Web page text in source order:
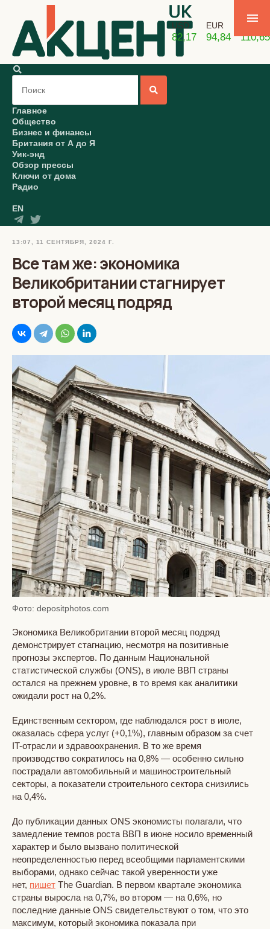
USD
82,17
EUR
94,84 110,65
Главное
Общество
Бизнес и финансы
Британия от А до Я
Уик-энд
Обзор прессы
Ключи от дома
Радио
EN
13:07, 11 СЕНТЯБРЯ, 2024 Г.
Все там же: экономика
Великобритании стагнирует
второй месяц подряд
Фото: depositphotos.com
Экономика Великобритании второй месяц подряд
демонстрирует стагнацию, несмотря на позитивные
прогнозы экспертов. По данным Национальной
статистической службы (ONS), в июле ВВП страны
остался на прежнем уровне, в то время как аналитики
ожидали рост на 0,2%.
Единственным сектором, где наблюдался рост в июле,
оказалась сфера услуг (+0,1%), главным образом за счет
IT-отрасли и здравоохранения. В то же время
производство сократилось на 0,8% — особенно сильно
пострадали автомобильный и машиностроительный
секторы, а показатели строительного сектора снизились
на 0,4%.
До публикации данных ONS экономисты полагали, что
замедление темпов роста ВВП в июне носило временный
характер и было вызвано политической
неопределенностью перед всеобщими парламентскими
выборами, однако сейчас такой уверенности уже
нет, пишет The Guardian. В первом квартале экономика
страны выросла на 0,7%, во втором — на 0,6%, но
последние данные ONS свидетельствуют о том, что это
максимум, который экономика показала при